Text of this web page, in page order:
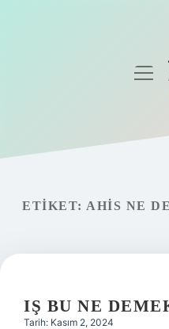
Gizlilik Politikası
ETIKET: AHIS NE
IŞ BU NE
Tarih: Kasım 2, 2024